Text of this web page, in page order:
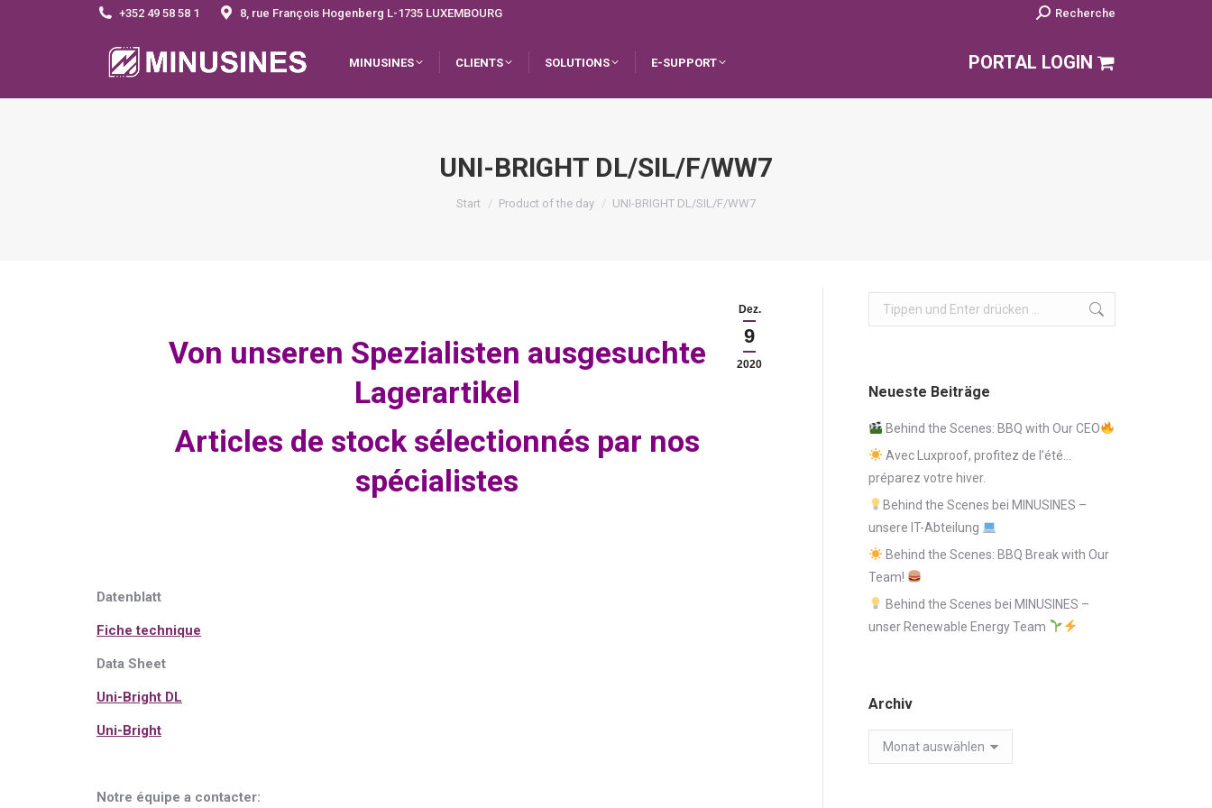
+352 49 58 58 1 8, rue François Hogenberg L-1735 LUXEMBOURG Search:Recherche
MINUSINES CLIENTS SOLUTIONS E-SUPPORT PORTAL LOGIN
UNI-BRIGHT DL/SIL/F/WW7
Sie befinden sich hier:
Start Product of the day UNI-BRIGHT DL/SIL/F/WW7
Dez.
9
2020
Von unseren Spezialisten ausgesuchte
Lagerartikel
Articles de stock sélectionnés par nos
spécialistes
Datenblatt
Fiche technique
Data Sheet
Uni-Bright DL
Uni-Bright
Notre équipe a contacter:
Search:
Neueste Beiträge
Behind the Scenes: BBQ with Our CEO
Avec Luxproof, profitez de l’été…
préparez votre hiver.
Behind the Scenes bei MINUSINES –
unsere IT-Abteilung
Behind the Scenes: BBQ Break with Our
Team!
Behind the Scenes bei MINUSINES –
unser Renewable Energy Team
Archiv
Archiv